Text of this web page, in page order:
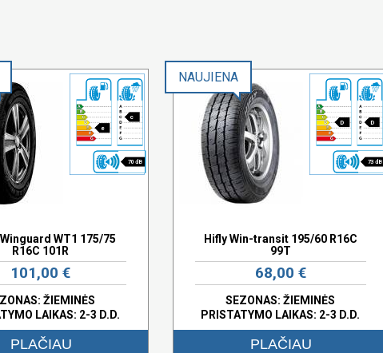
e
c
70 dB
Winguard WT1 175/75
R16C 101R
101,00 €
ŽIEMINĖS
LAIKAS: 2-3 D.D.
PLAČIAU
D D
73 dB
NAUJIENA
Hifly Win-transit 195/60 R16C
99T
68,00 €
SEZONAS: ŽIEMINĖS
PRISTATYMO LAIKAS: 2-3 D.D.
PLAČIAU